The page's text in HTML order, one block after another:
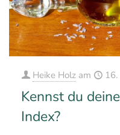
Heike Holz am
Kennst du
Index?